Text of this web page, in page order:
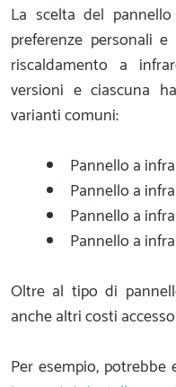
La scelta del
preferenze personali
riscaldamento a
versioni e ciascuna
varianti comuni:
Pannello a
Pannello a
Pannello a
Pannello a
Oltre al tipo di
anche altri costi
Per esempio, potrebbe